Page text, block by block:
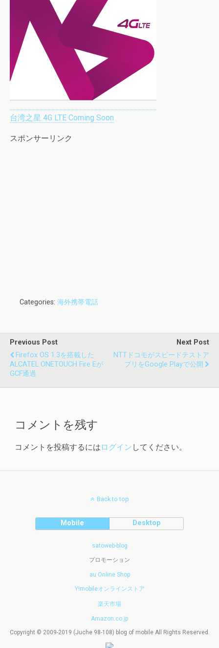
台湾之星 4G LTE Coming Soon
スポンサーリンク
Categories: 海外携帯電話
Previous Post
Firefox OS 1.3を搭載した
ALCATEL ONETOUCH Fire Eが
GCF通過
Next Post
NTTドコモがスピードテストア
プリをGoogle Playで公開
コメントを残す
コメントを投稿するには ログイン してください。
Back to top
Mobile Desktop
satoweb-blog
プロモーション
au Online Shop
Y!mobileオンラインストア
楽天市場
Amazon.co.jp
Copyright © 2009-2019 (Juche 98-108) blog of mobile All Rights Reserved.